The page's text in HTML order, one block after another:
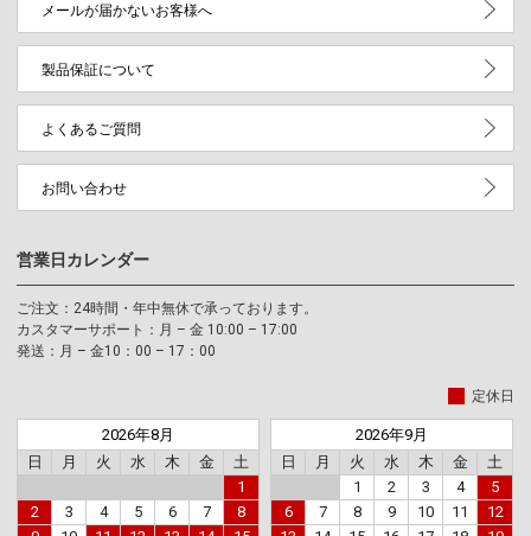
メールが届かないお客様へ
製品保証について
よくあるご質問
お問い合わせ
営業日カレンダー
ご注文：24時間・年中無休で承っております。
カスタマーサポート：月 – 金 10:00 – 17:00
発送：月 – 金10：00 – 17：00
定休日
2026年8月
日
月 火 水 木 金
土
1
2
3 4 5 6 7
8
2026年9月
日
月 火 水 木 金
土
1
2 3 4
5
6
7 8 9 10 11
12